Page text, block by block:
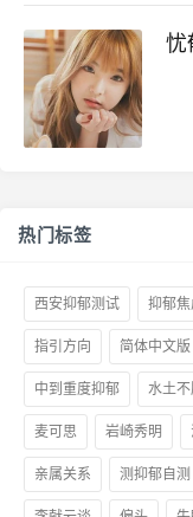
忧
热门标签
西安抑郁测试 抑郁
指引方向 简体中文版
中到重度抑郁 水土不
麦可思 岩崎秀明
亲属关系 测抑郁自测